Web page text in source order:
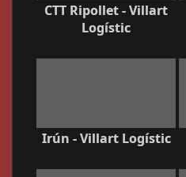
CTT Ripollet - Villart
Logístic
Irún - Villart Logístic